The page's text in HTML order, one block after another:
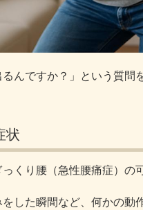
るんですか？」という質
状
くり腰（急性腰痛症）の
した瞬間など、何かの動